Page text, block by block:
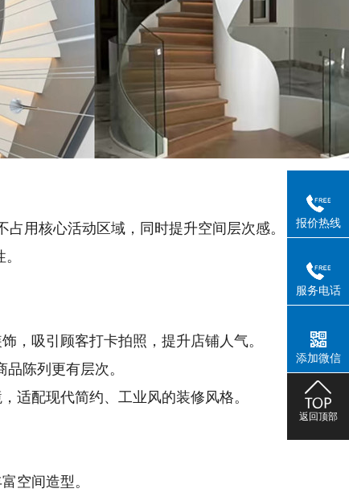
用核心活动区域，同时提升空间层次感。
，吸引顾客打卡拍照，提升店铺人气。
陈列更有层次。
适配现代简约、工业风的装修风格。
空间造型。
报价热线
服务电话
添加微信
返回顶部